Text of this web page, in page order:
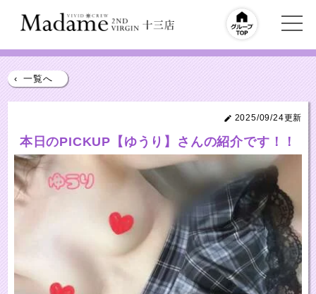
‹ 一覧へ
2025/09/24更新
本日のPICKUP【ゆうり】さんの紹介です！！